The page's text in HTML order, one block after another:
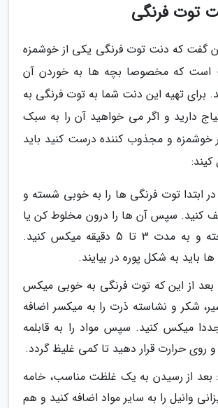
توت فرنگی
گفت که دنت توت فرنگی یکی از خوشمزه
است که مخصوصا بچه ها به خوردن آن
برای تهیه این دنت شما به توت فرنگی به
دارید و اگر می خواهید آن را به سبک
خوشمزه و مجذوب کننده درست کنید باید
ابتدا توت فرنگی ها را به خوبی شسته و
کنید. سپس آن ها را درون مخلوط کن یا
میکسر ریخته و به مدت 3 تا 5 دقیقه میکس کنید.
باید به شکل پوره در بیایند.
بعد از این که توت فرنگی به خوبی میکس
شکر و نشاسته ذرت را به میکسر اضافه
میکس کنید. سپس مواد را به قابلمه
و روی حرارت قرار دهید تا کمی غلیظ گردد.
بعد از رسیدن به یک غلظت مناسب، خامه
وانیل را به سایر مواد اضافه کنید و هم